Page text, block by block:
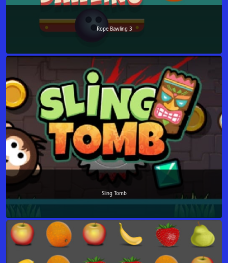
Rope Bawling 3
Sling Tomb